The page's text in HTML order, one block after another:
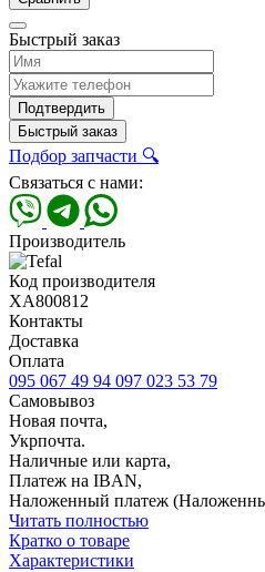
Быстрый заказ
Подтвердить
Быстрый заказ
Подбор запчасти 🔍
Связаться с нами:
Производитель
Код производителя
XA800812
Контакты
Доставка
Оплата
095 067 49 94 097 023 53 79
Самовывоз
Новая почта,
Укрпочта.
Наличные или карта,
Платеж на IBAN,
Наложенный платеж
Читать полностью
Кратко о товаре
Характеристики